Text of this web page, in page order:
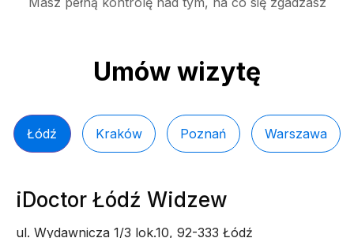
Umów wizytę
Łódź Kraków Poznań Warszawa
iDoctor Łódź Widzew
ul. Wydawnicza 1/3 lok.10, 92-333 Łódź